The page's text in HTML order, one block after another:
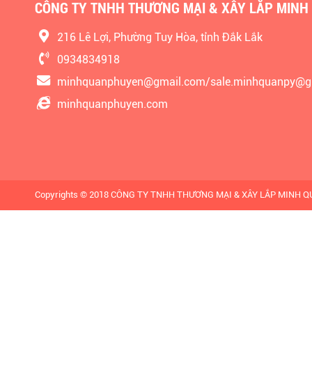
CÔNG TY TNHH THƯƠNG MẠI & XÂY LẮP
216 Lê Lợi, Phường Tuy Hòa, tỉnh Đắk Lắk
0934834918
minhquanphuyen@gmail.com/
minhquanphuyen.com
Copyrights © 2018 CÔNG TY TNHH THƯƠNG MẠI & XÂY LẮP MINH